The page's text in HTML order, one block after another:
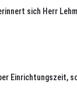
sich Herr
Einrichtungszeit,